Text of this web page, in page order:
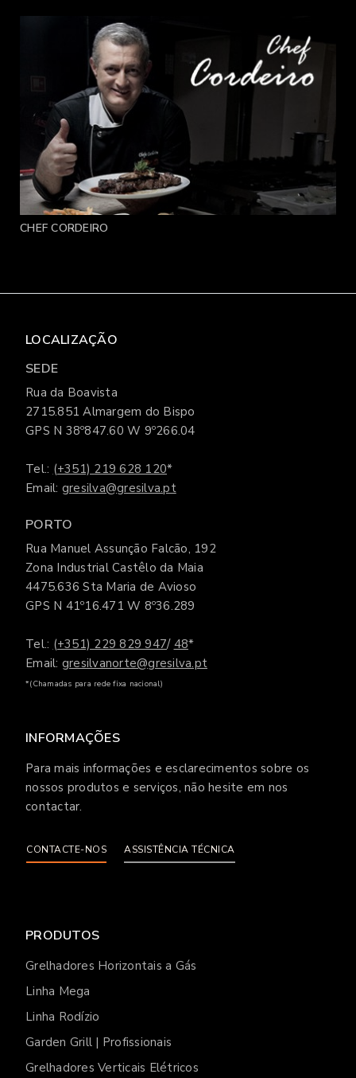
CHEF CORDEIRO
LOCALIZAÇÃO
SEDE
Rua da Boavista
2715.851 Almargem do Bispo
GPS N 38º847.60 W 9º266.04
Tel.: (+351) 219 628 120*
Email: gresilva@gresilva.pt
PORTO
Rua Manuel Assunção Falcão, 192
Zona Industrial Castêlo da Maia
4475.636 Sta Maria de Avioso
GPS N 41º16.471 W 8º36.289
Tel.: (+351) 229 829 947/ 48*
Email: gresilvanorte@gresilva.pt
*(Chamadas para rede fixa nacional)
INFORMAÇÕES
Para mais informações e esclarecimentos sobre os
nossos produtos e serviços, não hesite em nos
contactar.
CONTACTE-NOS ASSISTÊNCIA TÉCNICA
PRODUTOS
Grelhadores Horizontais a Gás
Linha Mega
Linha Rodízio
Garden Grill | Profissionais
Grelhadores Verticais Elétricos